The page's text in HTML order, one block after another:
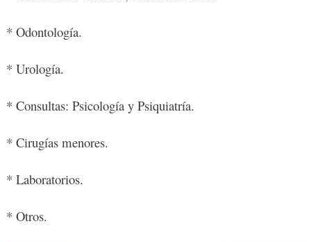
* Odontología.
* Urología.
* Consultas: Psicología y Psiquiatría.
* Cirugías menores.
* Laboratorios.
* Otros.